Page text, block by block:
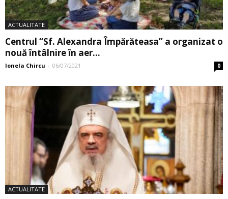
ACTUALITATE
Centrul “Sf. Alexandra Împărăteasa” a organizat o
nouă întâlnire în aer...
Ionela Chircu - 06/07/2021 0
ACTUALITATE